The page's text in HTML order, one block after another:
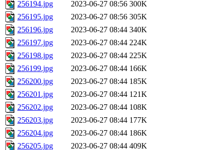
256194.jpg
2023-06-27 08:56 300K
256195.jpg
2023-06-27 08:56 305K
256196.jpg
2023-06-27 08:44 340K
256197.jpg
2023-06-27 08:44 224K
256198.jpg
2023-06-27 08:44 225K
256199.jpg
2023-06-27 08:44 166K
256200.jpg
2023-06-27 08:44 185K
256201.jpg
2023-06-27 08:44 121K
256202.jpg
2023-06-27 08:44 108K
256203.jpg
2023-06-27 08:44 177K
256204.jpg
2023-06-27 08:44 186K
256205.jpg
2023-06-27 08:44 409K